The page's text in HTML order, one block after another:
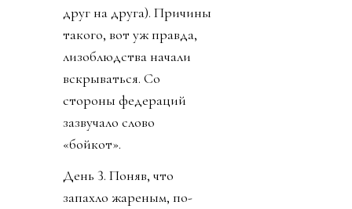
друг на друга). Причины
такого, вот уж правда,
лизоблюдства начали
вскрываться. Со
стороны федераций
зазвучало слово
«бойкот».
День 3. Поняв, что
запахло жареным, по-